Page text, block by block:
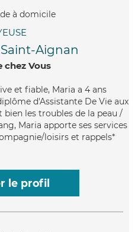
Saint-Aignan
chez Vous
et fiable, Maria a 4 ans
d'Assistante De Vie aux
bien les troubles de la peau /
Maria apporte ses services
loisirs et rappels*
le profil